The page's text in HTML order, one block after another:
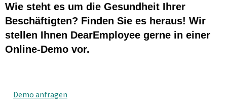
Wie steht es um die Gesundheit Ihrer
Beschäftigten? Finden Sie es heraus! Wir
stellen Ihnen DearEmployee gerne in einer
Online-Demo vor.
Demo anfragen